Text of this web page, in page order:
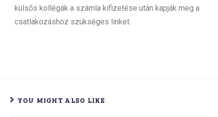
külsős kollégák a számla kifizetése után kapják meg a
csatlakozáshoz szükséges linket.
YOU MIGHT ALSO LIKE